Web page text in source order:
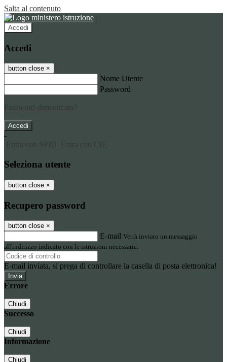
Salta al contenuto
Accedi
Accedi
button close ×
Nome Utente
Password
Password dimenticata?
-
Entra con SPID
Entra con CIE
Seleziona utente
button close ×
Recupero password
button close ×
E-mail Verrà inviato un messaggio
all'indirizzo indicato con le istruzioni necessarie.
E-mail inviata, si prega di controllare la casella di posta elettronica!
Errore
Chiudi
Successo
Chiudi
Informazione
Chiudi